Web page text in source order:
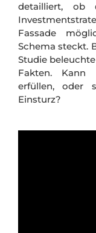
detailliert, ob
Fassade
Schema steckt.
Studie
Fakten. Kann
erfüllen, oder
Einsturz?